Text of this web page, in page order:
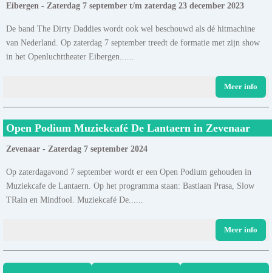
Eibergen - Zaterdag 7 september t/m zaterdag 23 december 2023
De band The Dirty Daddies wordt ook wel beschouwd als dé hitmachine
van Nederland. Op zaterdag 7 september treedt de formatie met zijn show
in het Openluchttheater Eibergen......
Meer info
Open Podium Muziekcafé De Lantaern in Zevenaar
Zevenaar - Zaterdag 7 september 2024
Op zaterdagavond 7 september wordt er een Open Podium gehouden in
Muziekcafe de Lantaern. Op het programma staan: Bastiaan Prasa, Slow
TRain en Mindfool. Muziekcafé De......
Meer info